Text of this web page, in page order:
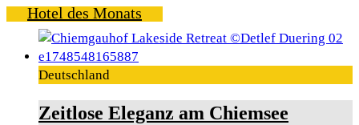
Hotel des Monats
Deutschland
Zeitlose Eleganz am Chiemsee